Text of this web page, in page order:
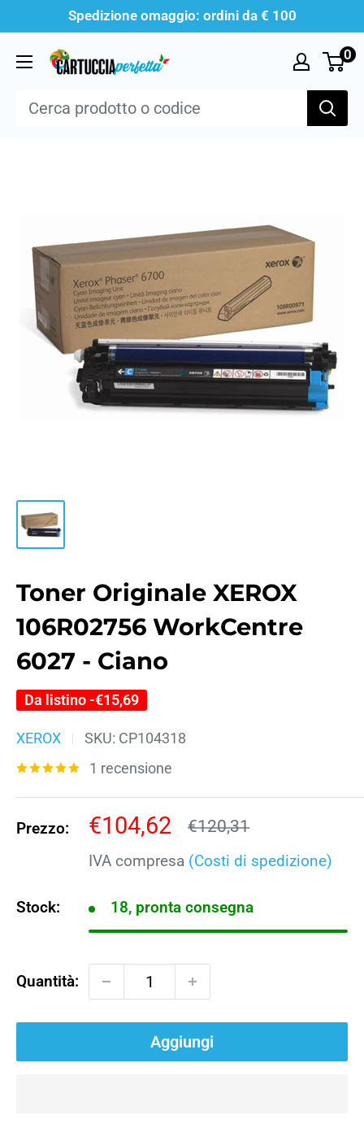
contenuto
Spedizione omaggio: ordini da € 100
Cartucciaperfetta 0
Toner Originale XEROX
106R02756 WorkCentre
6027 - Ciano
Da listino -€15,69
XEROX SKU: CP104318
1 recensione
Prezzo:
Prezzo
scontato
€104,62 Prezzo
€120,31
IVA compresa (Costi di spedizione)
Stock: 18, pronta consegna
Quantità:
Aggiungi